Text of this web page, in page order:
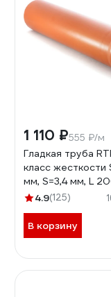
1 110 ₽555 ₽/м
Гладкая труба
класс жесткости
мм, S=3,4 мм, L
112114.9(125)
В корзину